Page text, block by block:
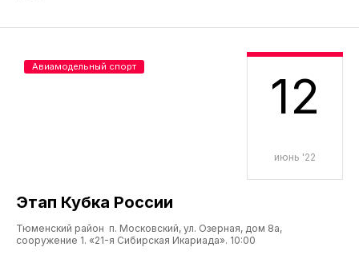
12
июнь '22
Этап Кубка России
Тюменский район п. Московский, ул. Озерная, дом 8а,
сооружение 1. «21-я Сибирская Икариада». 10:00
Авиамодельный спорт